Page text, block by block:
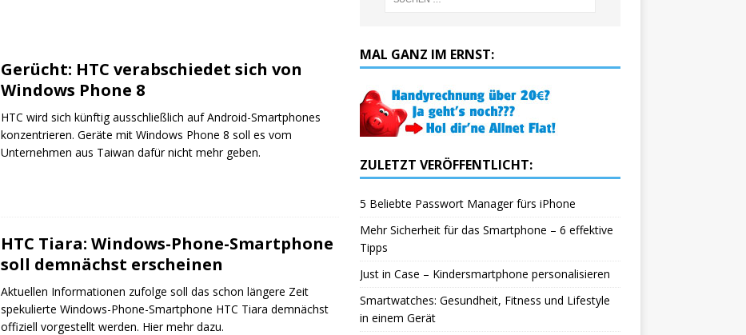
Gerücht: HTC verabschiedet sich von
Windows Phone 8
HTC wird sich künftig ausschließlich auf Android-Smartphones
konzentrieren. Geräte mit Windows Phone 8 soll es vom
Unternehmen aus Taiwan dafür nicht mehr geben.
HTC Tiara: Windows-Phone-Smartphone
soll demnächst erscheinen
Aktuellen Informationen zufolge soll das schon längere Zeit
spekulierte Windows-Phone-Smartphone HTC Tiara demnächst
offiziell vorgestellt werden. Hier mehr dazu.
MAL GANZ IM ERNST:
ZULETZT VERÖFFENTLICHT:
5 Beliebte Passwort Manager fürs iPhone
Mehr Sicherheit für das Smartphone – 6 effektive
Tipps
Just in Case – Kindersmartphone personalisieren
Smartwatches: Gesundheit, Fitness und Lifestyle
in einem Gerät